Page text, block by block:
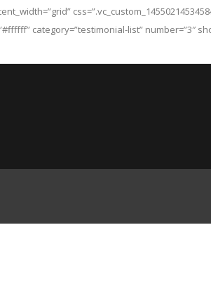
category=”testimonial-list” number=”3″